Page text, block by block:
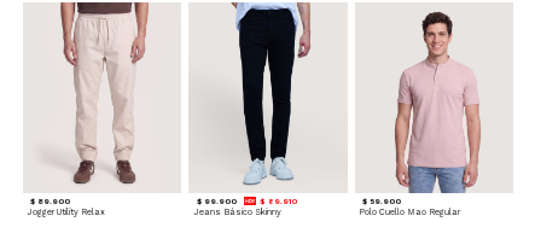
$ 89.900
Jogger Utility Relax
$ 99.900 $ 89.910
Jeans Básico Skinny
$ 59.900
Polo Cuello Mao Regular